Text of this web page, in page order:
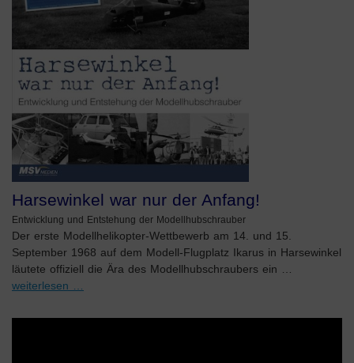
Harsewinkel war nur der Anfang!
Entwicklung und Entstehung der Modellhubschrauber
Der erste Modellhelikopter-Wettbewerb am 14. und 15.
September 1968 auf dem Modell-Flugplatz Ikarus in Harsewinkel
läutete offiziell die Ära des Modellhubschraubers ein …
weiterlesen …